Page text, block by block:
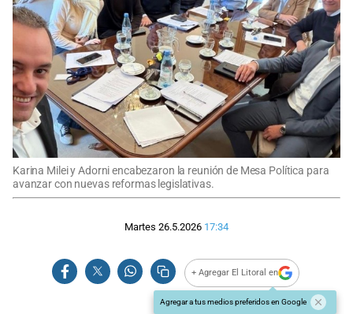
Karina Milei y Adorni encabezaron la reunión de Mesa Política para
avanzar con nuevas reformas legislativas.
Martes 26.5.2026 17:34
+ Agregar El Litoral en
Agregar a tus medios preferidos en Google